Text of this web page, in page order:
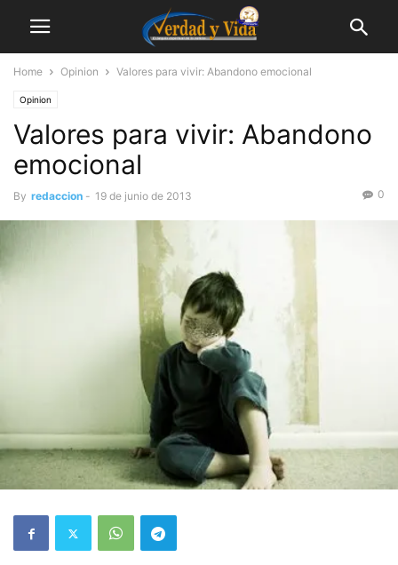
Home Opinion Valores para vivir: Abandono emocional
Opinion
Valores para vivir: Abandono
emocional
By redaccion - 19 de junio de 2013 0